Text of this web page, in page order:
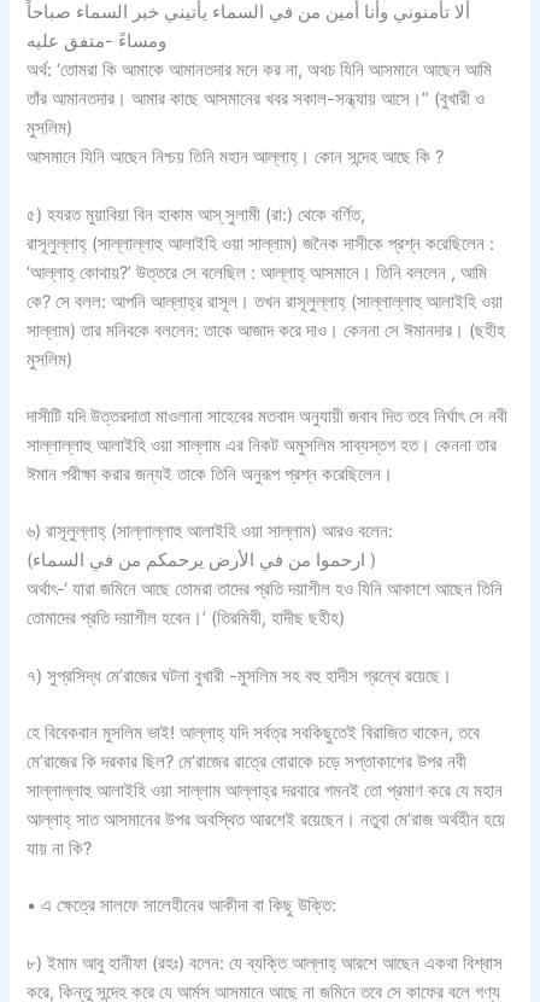
ألا تأمنوني وأنا أمين من في السماء يأتيني خبر السماء صباحاً
ومساءً -متفق عليه
অর্থ: ‘তোমরা কি আমাকে আমানতদার মনে কর না, অথচ যিনি আসমানে আছেন আমি
তাঁর আমানতদার। আমার কাছে আসমানের খবর সকাল-সন্ধ্যায় আসে।” (বুখারী ও
মুসলিম)
আসমানে যিনি আছেন নিশ্চয় তিনি মহান আল্লাহ্‌। কোন সন্দেহ আছে কি ?
৫) হযরত মুয়াবিয়া বিন হাকাম আস্ সুলামী (রা:) থেকে বর্ণিত,
রাসূলুল্লাহ্ (সাল্লাল্লাহু আলাইহি ওয়া সাল্লাম) জনৈক দাসীকে প্রশ্ন করেছিলেন :
‘আল্লাহ্‌ কোথায়?’ উত্তরে সে বলেছিল : আল্লাহ্‌ আসমানে। তিনি বললেন , আমি
কে? সে বলল: আপনি আল্লাহ্‌র রাসূল। তখন রাসূলুল্লাহ্ (সাল্লাল্লাহু আলাইহি ওয়া
সাল্লাম) তার মনিবকে বললেন: তাকে আজাদ করে দাও। কেননা সে ঈমানদার। (ছহীহ
মুসলিম)
দাসীটি যদি উত্তরদাতা মাওলানা সাহেবের মতবাদ অনুযায়ী জবাব দিত তবে নির্ঘাৎ সে নবী
সাল্লাল্লাহু আলাইহি ওয়া সাল্লাম এর নিকট অমুসলিম সাব্যস্তগ হত। কেননা তার
ঈমান পরীক্ষা করার জন্যই তাকে তিনি অনুরূপ প্রশ্ন করেছিলেন।
৬) রাসূলুল্লাহ্ (সাল্লাল্লাহু আলাইহি ওয়া সাল্লাম) আরও বলেন:
(ارحموا من في الأرض يرحمكم من في السماء )
অর্থাৎ-‘ যারা জমিনে আছে তোমরা তাদের প্রতি দয়াশীল হও যিনি আকাশে আছেন তিনি
তোমাদের প্রতি দয়াশীল হবেন।’ (তিরমিযী, হাদীছ ছহীহ)
৭) সুপ্রসিদ্ধ মে’রাজের ঘটনা বুখারী -মুসলিম সহ বহু হাদীস গ্রন্থে রয়েছে।
হে বিবেকবান মুসলিম ভাই! আল্লাহ্‌ যদি সর্বত্র সবকিছুতেই বিরাজিত থাকেন, তবে
মে’রাজের কি দরকার ছিল? মে’রাজের রাত্রে বোরাকে চড়ে সপ্তাকাশের উপর নবী
সাল্লাল্লাহু আলাইহি ওয়া সাল্লাম আল্লাহ্‌র দরবারে গমনই তো প্রমাণ করে যে মহান
আল্লাহ্‌ সাত আসমানের উপর অবস্থিত আরশেই রয়েছেন। নতুবা মে’রাজ অর্থহীন হয়ে
যায় না কি?
• এ ক্ষেত্রে সালফে সালেহীনের আকীদা বা কিছু উক্তি:
৮) ইমাম আবু হানীফা (রহঃ) বলেন: যে ব্যক্তি আল্লাহ্‌ আরশে আছেন একথা বিশ্বাস
করে, কিন্তু সন্দেহ করে যে আর্মস আসমানে আছে না জমিনে তবে সে কাফের বলে গণ্য